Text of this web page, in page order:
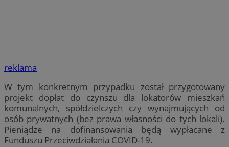
reklama
W tym konkretnym przypadku został przygotowany
projekt dopłat do czynszu dla lokatorów mieszkań
komunalnych, spółdzielczych czy wynajmujących od
osób prywatnych (bez prawa własności do tych lokali).
Pieniądze na dofinansowania będą wypłacane z
Funduszu Przeciwdziałania COVID-19.